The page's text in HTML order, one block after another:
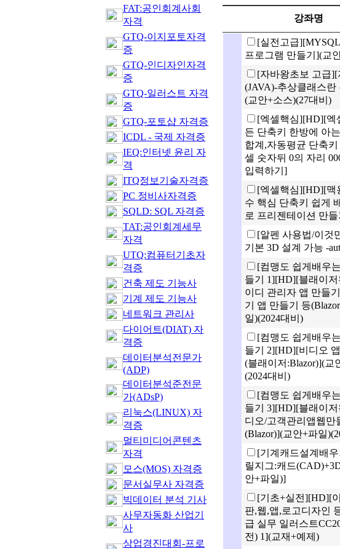
FAT:공인회계사회
자격
GTQ-이지포토자격
증
GTQ-인디자인자격
증
GTQ-일러스트 자격
증
GTQ-포토샵 자격증
ICDL - 국제 자격증
IEQ:인터넷 윤리 자
격
ITQ정보기술자격증
PC 정비사자격증
SQLD: SQL 자격증
TAT:공인회계세무
자격
UTQ:컴퓨터기초자
격증
건축 제도 기능사
기계 제도 기능사
네트워크 관리사
다이어트(DIAT) 자
격증
데이터분석전문가
(ADP)
데이터분석준전문
가(ADsP)
리눅스(LINUX) 자
격증
멀티미디어콘텐츠
자격
모스(MOS) 자격증
문서실무사 자격증
빅데이터 분석 기사
사무자동화 산업기
사
상업경진대회-프로
강좌명
[실전고급
프로그램 만들기](교
[자바왕초보 고급][
(JAVA)-추상클래스란
(교안+소스)(27대비)
[엑셀핵심][HD][엑
든 단축키 한방에 아
합계,자동평균 단축키
셀 숫자뒤 0의 자리
입력하기]
[엑셀핵심][HD][맥
수 핵심 단축키 쉽게
로 프리젠테이션 만
[알펜 사용법/이것
기본 3D 설계 가능 -
[컴맹도 쉽게배우
들기 1][HD][블래이
이디 관리자 앱 만들
기 앱 만들기 등
일)(2024대비)
[컴맹도 쉽게배우
들기 2][HD][비디오
(블래이저:Blazor)](교
(2024대비)
[컴맹도 쉽게배우
들기 3][HD][블래이저
디오/고객관리앱웹만
(Blazor)](교안+파일
[기계캐드설계배
릴지그:캐드
안+파일)]
[기초+실전][HD][
판,웹,앱,로고디자인
급 실무 일러스트
전) 1](교재+예제)